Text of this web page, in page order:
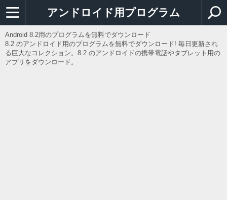
アンドロイド用プログラム
Android 8.2用のプログラムを無料でダウンロード
8.2 のアンドロイド用のプログラムを無料でダウンロード! 毎日更新され
る巨大なコレクション。8.2 のアンドロイドの携帯電話やタブレット用の
アプリをダウンロード。